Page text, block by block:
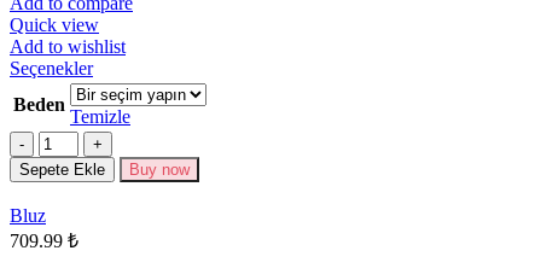
Quick view
Add to wishlist
SeçeneklerBu
ürünün
birden
fazla
varyasyonu
var.
Beden
Temizle
Miktar
Sepete Ekle Buy now
Bluz
709.99 ₺